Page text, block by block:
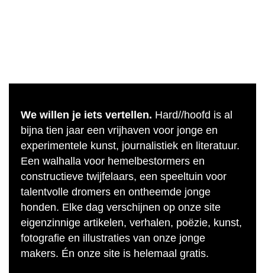
We willen je iets vertellen. Hard//hoofd is al
bijna tien jaar een vrijhaven voor jonge en
experimentele kunst, journalistiek en literatuur.
Een walhalla voor hemelbestormers en
constructieve twijfelaars, een speeltuin voor
talentvolle dromers en ontheemde jonge
honden. Elke dag verschijnen op onze site
eigenzinnige artikelen, verhalen, poëzie, kunst,
fotografie en illustraties van onze jonge
makers. Én onze site is helemaal gratis.